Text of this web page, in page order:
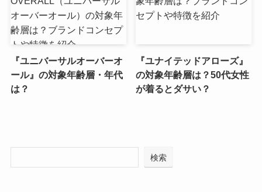
『ユニバーサルオーバーオ
ール』の対象年齢層・年代
は？
『ユナイテッドアローズ』
の対象年齢層は？50代女性
が着るとダサい？
検索